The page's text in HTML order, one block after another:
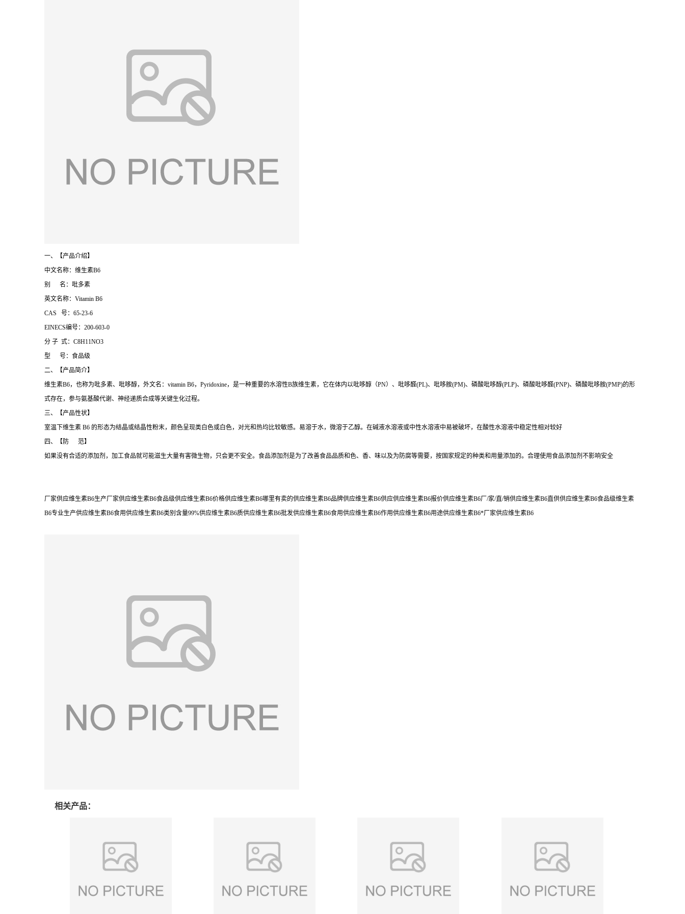
一、【产品介绍】
中文名称：维生素B6
别 名：吡多素
英文名称：Vitamin B6
CAS 号：65-23-6
EINECS编号：200-603-0
分 子 式：C8H11NO3
型 号：食品级
二、【产品简介】
维生素B6，也称为吡多素、吡哆醇，外文名：vitamin B6，Pyridoxine，是一种重要的水溶性B族维生素，它在体内以吡哆醇（PN）、吡哆醛(PL)、吡哆胺(PM)、磷酸吡哆醇(PLP)、磷酸吡哆醛(PNP)、磷酸吡哆胺(PMP)的形
式存在，参与氨基酸代谢、神经递质合成等关键生化过程。
三、【产品性状】
室温下维生素 B6 的形态为结晶或结晶性粉末，颜色呈现类白色或白色，对光和热均比较敏感。易溶于水，微溶于乙醇。在碱液水溶液或中性水溶液中易被破坏，在酸性水溶液中稳定性相对较好
四、【防 范】
如果没有合适的添加剂，加工食品就可能滋生大量有害微生物，只会更不安全。食品添加剂是为了改善食品品质和色、香、味以及为防腐等需要，按国家规定的种类和用量添加的。合理使用食品添加剂不影响安全
厂家供应维生素B6生产厂家供应维生素B6食品级供应维生素B6价格供应维生素B6哪里有卖的供应维生素B6品牌供应维生素B6供应供应维生素B6报价供应维生素B6厂/家/直/销供应维生素B6直供供应维生素B6食品级维生素
B6专业生产供应维生素B6食用供应维生素B6类别含量99%供应维生素B6质供应维生素B6批发供应维生素B6食用供应维生素B6作用供应维生素B6用途供应维生素B6*厂家供应维生素B6
相关产品：